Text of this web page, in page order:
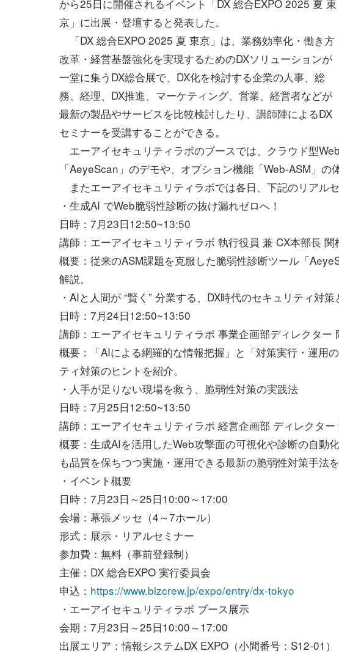
から25日に開催されるイベント「DX 総合EXPO 2025 夏 東
京」に出展・登壇すると発表した。
「DX 総合EXPO 2025 夏 東京」は、業務効率化・働き方
改革・経営基盤強化を実現するためのDXソリューションが
一堂に集うDX総合展で、DX化を検討する企業の人事、総
務、経理、DX推進、マーケティング、営業、経営者などが
最新の製品やサービスを比較検討したり、講師陣によるDX
セミナーを受講することができる。
エーアイセキュリティラボのブースでは、クラウド型
「AeyeScan」のデモや、オプション機能「Web-ASM」の
またエーアイセキュリティラボでは各日、下記のリアルセ
・生成AI でWeb脆弱性診断の抜け漏れゼロへ！
日時：7月23日12:50~13:50
講師：エーアイセキュリティラボ 執行役員 兼 CX本部長 関
概要：従来のASM課題を克服した脆弱性診断ツール「
解説。
・AIと人間が “賢く” 分業する、DX時代のセキュリティ対策
日時：7月24日12:50~13:50
講師：エーアイセキュリティラボ 事業企画部ディレクター
概要：「AIによる網羅的な情報把握」と「対策実行・運用
ティ対策のヒントを紹介。
・人手が足りない現場を救う、脆弱性対策の実践法
日時：7月25日12:50~13:50
講師：エーアイセキュリティラボ 経営企画部 ディレクター
概要：生成AIを活用したWeb攻撃面の可視化や診断の自動
も品質を保ちつつ実施・運用できる最新の脆弱性対策手法を
・イベント概要
日時：7月23日～25日10:00～17:00
会場：幕張メッセ（4～7ホール）
形式：展示・リアルセミナー
参加費：無料（事前登録制）
主催：DX 総合EXPO 実行委員会
申込： https://www.bizcrew.jp/expo/entry/dx-tokyo
・エーアイセキュリティラボ ブース展示
会期：7月23日～25日10:00～17:00
出展エリア：情報システムDX EXPO（小間番号：S12-01）